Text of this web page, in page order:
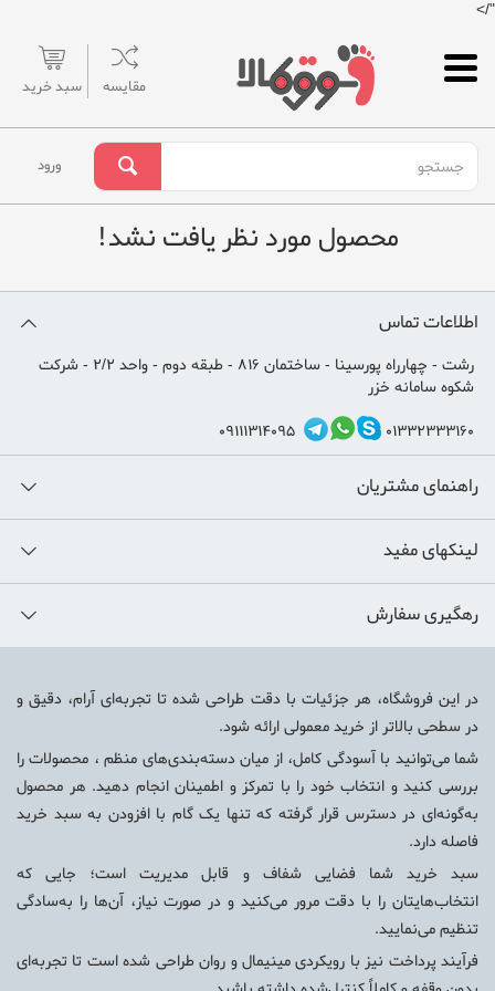
"/>
مقایسه سبد خرید
ورود
محصول مورد نظر یافت نشد!
اطلاعات تماس
رشت - چهارراه پورسینا - ساختمان 816 - طبقه دوم - واحد 2/2 - شرکت
شکوه سامانه خزر
01332333160
09111314095
راهنمای مشتریان
لینکهای مفید
رهگیری سفارش
در این فروشگاه، هر جزئیات با دقت طراحی شده تا تجربه‌ای آرام، دقیق و
در سطحی بالاتر از خرید معمولی ارائه شود.
شما می‌توانید با آسودگی کامل، از میان دسته‌بندی‌های منظم ، محصولات را
بررسی کنید و انتخاب خود را با تمرکز و اطمینان انجام دهید. هر محصول
به‌گونه‌ای در دسترس قرار گرفته که تنها یک گام با افزودن به سبد خرید
فاصله دارد.
سبد خرید شما فضایی شفاف و قابل مدیریت است؛ جایی که
انتخاب‌هایتان را با دقت مرور می‌کنید و در صورت نیاز، آن‌ها را به‌سادگی
تنظیم می‌نمایید.
فرآیند پرداخت نیز با رویکردی مینیمال و روان طراحی شده است تا تجربه‌ای